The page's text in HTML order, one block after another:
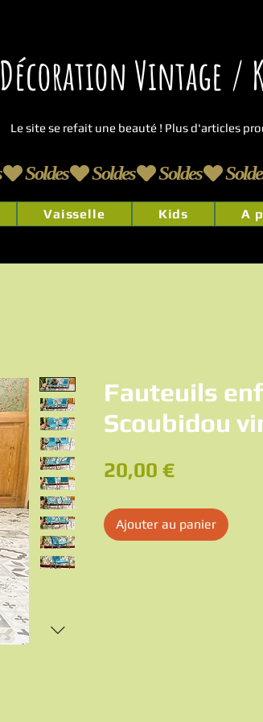
Décoration Vintage /
Le site se refait une beauté ! Plus d'articles
Vaisselle Kids A
Fauteuils
Scoubidou
20,00 €Prix
Ajouter au panier